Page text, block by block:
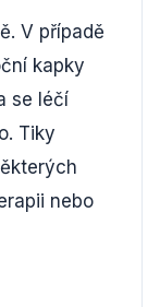
V případě
kapky
se léčí
Tiky
nebo